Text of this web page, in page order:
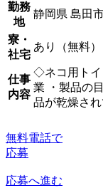
勤務
地
静岡県 島田
寮・
社宅
あり（無料）
仕事
内容
◇ネコ用トイ
業 ・製品の
品が乾燥さ
無料電話で
応募
応募へ進む